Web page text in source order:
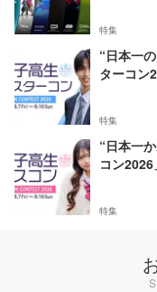
特集
“日本一
ターコン
特集
“日本一
コン2026
特集